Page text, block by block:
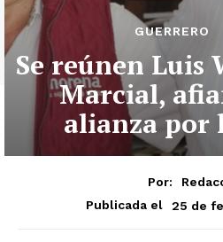
GUERRERO
Se reúnen Luis
Marcial,
alianza por
Por:
Publicada el
25 de